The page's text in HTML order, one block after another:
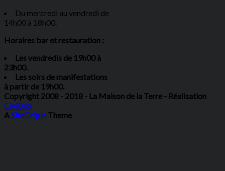
Du mercredi au vendredi de
14h00 à 18h00.
Horaires bar et restauration :
Les vendredis de 19h00 à
23h00.
Les soirs de manifestations
à partir de 19h00.
Copyright 2008 - 2018 - La Maison de la Terre - Réalisation
CiviBox
ASiteOrigin Theme